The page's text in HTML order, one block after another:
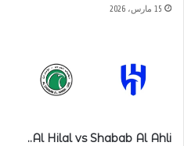
15 مارس، 2026
Al Hilal vs Shabab Al Ahli..